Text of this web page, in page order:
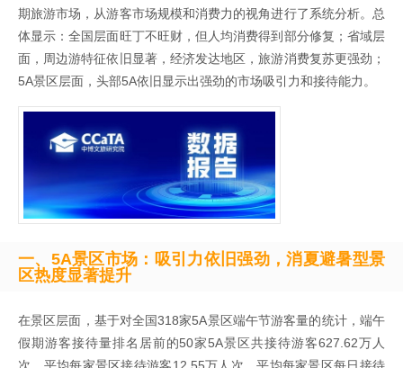
期旅游市场，从游客市场规模和消费力的视角进行了系统分析。总
体显示：全国层面旺丁不旺财，但人均消费得到部分修复；省域层
面，周边游特征依旧显著，经济发达地区，旅游消费复苏更强劲；
5A景区层面，头部5A依旧显示出强劲的市场吸引力和接待能力。
一、5A景区市场：吸引力依旧强劲，消夏避暑型景
区热度显著提升
在景区层面，基于对全国318家5A景区端午节游客量的统计，端午
假期游客接待量排名居前的50家5A景区共接待游客627.62万人